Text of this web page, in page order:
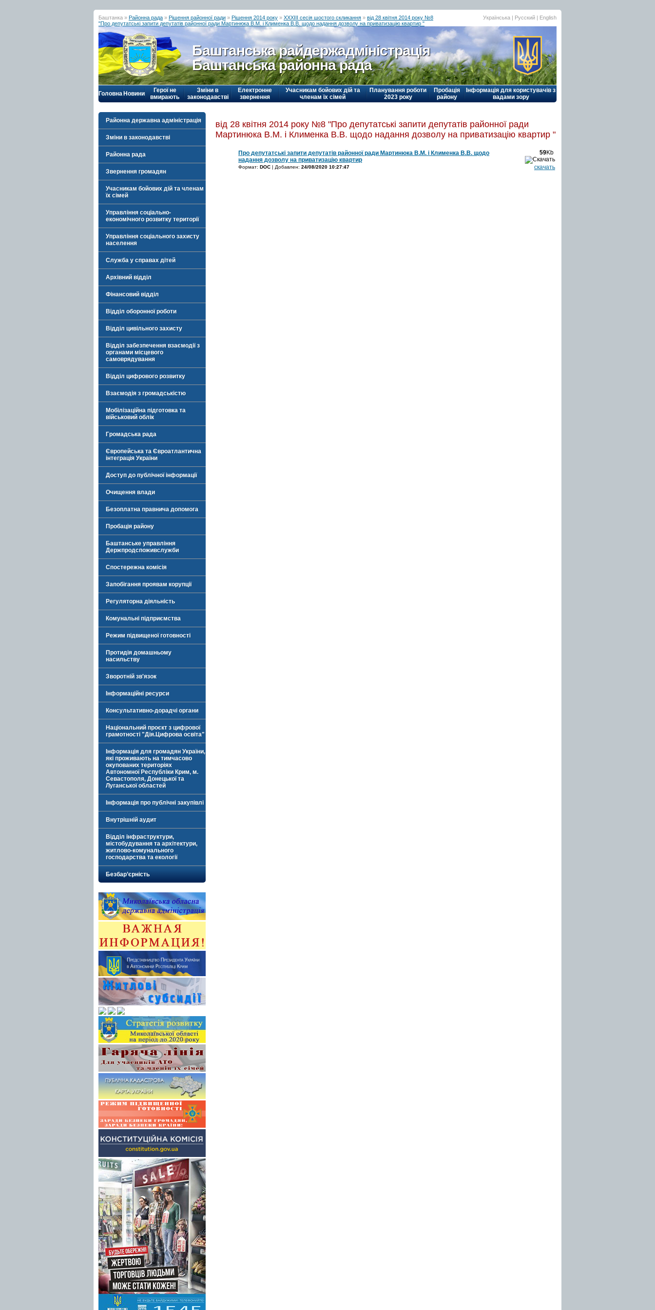
Баштанка » Районна рада » Рішення районної ради » Рішення 2014 року » ХХХІІІ сесія шостого скликання » від 28 квітня 2014 року №8
"Про депутатські запити депутатів районної ради Мартинюка В.М. і Клименка В.В. щодо надання дозволу на приватизацію квартир "
Українська | Русский | English
Баштанська райдержадміністрація
Баштанська районна рада
Головна Новини
Герої не
вмирають
Зміни в
законодавстві
Електронне
звернення
Учасникам бойових дій та
членам їх сімей
Планування роботи
2023 року
Пробація
району
Інформація для користувачів з
вадами зору
Районна державна адміністрація
Зміни в законодавстві
Районна рада
Звернення громадян
Учасникам бойових дій та членам
їх сімей
Управління соціально-
економічного розвитку території
Управління соціального захисту
населення
Служба у справах дітей
Архівний відділ
Фінансовий відділ
Відділ оборонної роботи
Відділ цивільного захисту
Відділ забезпечення взаємодії з
органами місцевого
самоврядування
Відділ цифрового розвитку
Взаємодія з громадськістю
Мобілізаційна підготовка та
військовий облік
Громадська рада
Європейська та Євроатлантична
інтеграція України
Доступ до публічної інформації
Очищення влади
Безоплатна правнича допомога
Пробація району
Баштанське управління
Держпродспоживслужби
Спостережна комісія
Запобігання проявам корупції
Регуляторна діяльність
Комунальні підприємства
Режим підвищеної готовності
Протидія домашньому
насильству
Зворотній зв'язок
Інформаційні ресурси
Консультативно-дорадчі органи
Національний проєкт з цифрової
грамотності "Дія.Цифрова освіта"
Інформація для громадян України,
які проживають на тимчасово
окупованих територіях
Автономної Республіки Крим, м.
Севастополя, Донецької та
Луганської областей
Інформація про публічні закупівлі
Внутрішній аудит
Відділ інфраструктури,
містобудування та архітектури,
житлово-комунального
господарства та екології
Безбар’єрність
від 28 квітня 2014 року №8 "Про депутатські запити депутатів районної ради
Мартинюка В.М. і Клименка В.В. щодо надання дозволу на приватизацію квартир "
Про депутатські запити депутатів районної ради Мартинюка В.М. і Клименка В.В. щодо
надання дозволу на приватизацію квартир
Формат: DOC | Добавлен: 24/08/2020 10:27:47
59Kb
скачать